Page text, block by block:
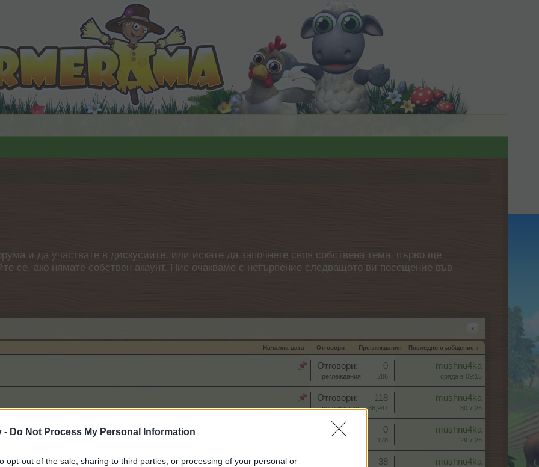
- Do Not Process My Personal Information
opt-out of the sale, sharing to third parties, or processing of your personal or
и да участвате в дискусиите, или искате да започнете своя собствена тема, първо ще
се, ако нямате собствен акаунт. Ние очакваме с нетърпение следващото ви посещение във
x
Начална дата Отговори Преглеждания Последно съобщение ↓
Отговори: 0
Преглеждания: 286
mushnu4ka
сряда в 09:15
Отговори: 118
Преглеждания: 36,947
mushnu4ka
30.7.26
Отговори: 0
178
mushnu4ka
29.7.26
38 mushnu4ka